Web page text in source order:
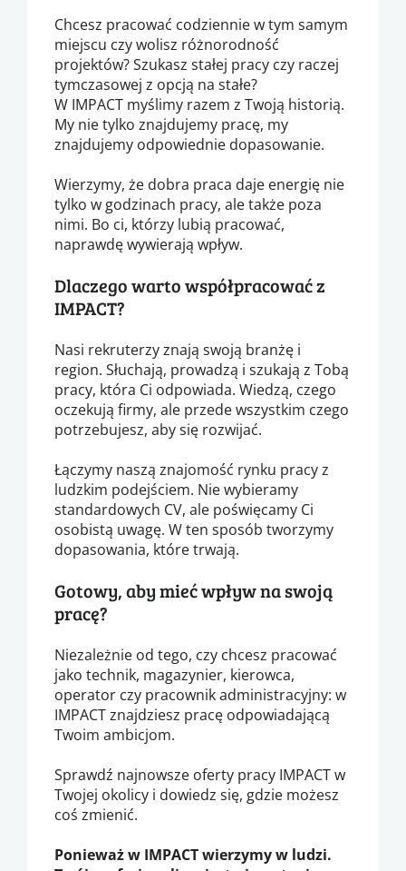
Chcesz pracować codziennie w tym samym
miejscu czy wolisz różnorodność
projektów? Szukasz stałej pracy czy raczej
tymczasowej z opcją na stałe?
W IMPACT myślimy razem z Twoją historią.
My nie tylko znajdujemy pracę, my
znajdujemy odpowiednie dopasowanie.
Wierzymy, że dobra praca daje energię nie
tylko w godzinach pracy, ale także poza
nimi. Bo ci, którzy lubią pracować,
naprawdę wywierają wpływ.
Dlaczego warto współpracować z
IMPACT?
Nasi rekruterzy znają swoją branżę i
region. Słuchają, prowadzą i szukają z Tobą
pracy, która Ci odpowiada. Wiedzą, czego
oczekują firmy, ale przede wszystkim czego
potrzebujesz, aby się rozwijać.
Łączymy naszą znajomość rynku pracy z
ludzkim podejściem. Nie wybieramy
standardowych CV, ale poświęcamy Ci
osobistą uwagę. W ten sposób tworzymy
dopasowania, które trwają.
Gotowy, aby mieć wpływ na swoją
pracę?
Niezależnie od tego, czy chcesz pracować
jako technik, magazynier, kierowca,
operator czy pracownik administracyjny: w
IMPACT znajdziesz pracę odpowiadającą
Twoim ambicjom.
Sprawdź najnowsze oferty pracy IMPACT w
Twojej okolicy i dowiedz się, gdzie możesz
coś zmienić.
Ponieważ w IMPACT wierzymy w ludzi.